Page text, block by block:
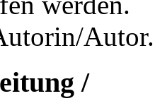
Autor.
/